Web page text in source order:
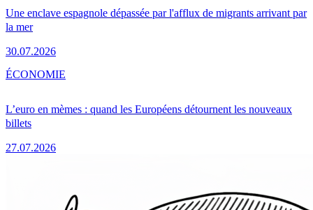
Une enclave espagnole dépassée par l'afflux de migrants arrivant par
la mer
30.07.2026
L’euro en mèmes : quand les Européens détournent les nouveaux
billets
27.07.2026
ÉCONOMIE